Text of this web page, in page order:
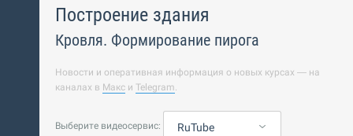
Построение здания
Кровля. Формирование пирога
Новости и оперативная информация о новых курсах — на
каналах в Макс и Telegram.
Выберите видеосервис: RuTube